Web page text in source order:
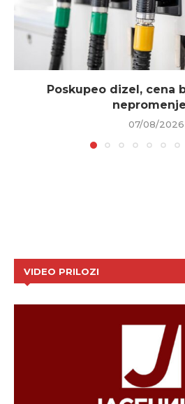
Poskupeo dizel, cena
07/08/2026
VIDEO PRILOZI